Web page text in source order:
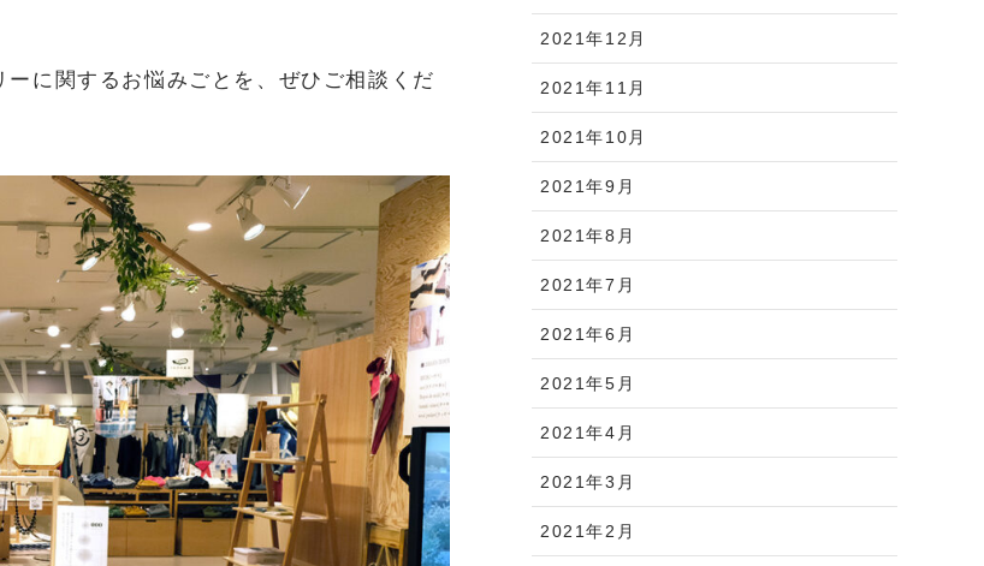
に関するお悩みごとを、ぜひご相談くだ
2021年12月
2021年11月
2021年10月
2021年9月
2021年8月
2021年7月
2021年6月
2021年5月
2021年4月
2021年3月
2021年2月